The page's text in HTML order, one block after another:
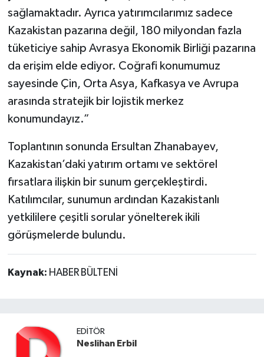
sağlamaktadır. Ayrıca yatırımcılarımız sadece
Kazakistan pazarına değil, 180 milyondan fazla
tüketiciye sahip Avrasya Ekonomik Birliği pazarına
da erişim elde ediyor. Coğrafi konumumuz
sayesinde Çin, Orta Asya, Kafkasya ve Avrupa
arasında stratejik bir lojistik merkez
konumundayız.”
Toplantının sonunda Ersultan Zhanabayev,
Kazakistan’daki yatırım ortamı ve sektörel
fırsatlara ilişkin bir sunum gerçekleştirdi.
Katılımcılar, sunumun ardından Kazakistanlı
yetkililere çeşitli sorular yönelterek ikili
görüşmelerde bulundu.
Kaynak: HABER BÜLTENİ
EDITÖR
Neslihan Erbil